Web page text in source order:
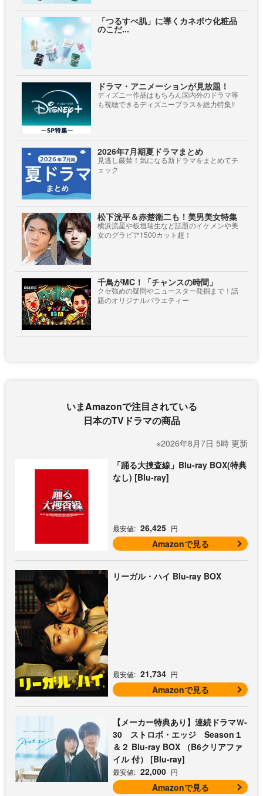
「つるすべ肌」に導くカネボウ化粧品
のこだ...
ドラマ・アニメーションが見放題！
ディズニー作品はもちろん国内外のドラマ等
も視聴できるディズニープラスを総力特集!!
2026年7月期夏ドラマまとめ
見逃し厳禁！気になる新ドラマをまとめてチ
ェック
松下洸平＆赤楚衛二も！美男美女特集
横浜流星や板垣瑞生など話題のイケメンや美
女のグラビア1500カット超！
千鳥がMC！「チャンスの時間」
クセ強めの疑問やニュースター発掘まで！話
題のオリジナルバラエティー
いまAmazonで注目されている
日本のTVドラマの商品
※2026年8月7日 5時 更新
「踊る大捜査線」Blu-ray BOX(特典
なし) [Blu-ray]
最安値: 26,425 円
Amazonで見る
リーガル・ハイ Blu-ray BOX
最安値: 21,734 円
Amazonで見る
【メーカー特典あり】連続ドラマＷ-
30 ストロボ・エッジ Season１
＆２ Blu-ray BOX （B6クリアファ
イル 付） [Blu-ray]
最安値: 22,000 円
Amazonで見る